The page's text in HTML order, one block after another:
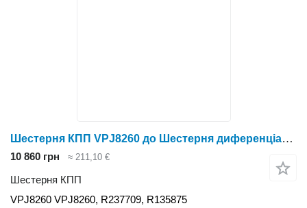
Шестерня КПП VPJ8260 до Шестерня диференціала моста
10 860 грн ≈ 211,10 €
Шестерня КПП
VPJ8260 VPJ8260, R237709, R135875